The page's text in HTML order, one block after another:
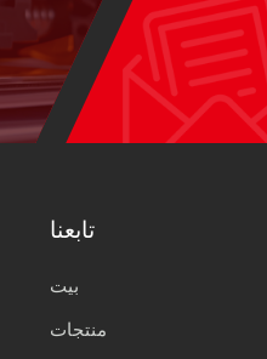
تابعنا
بيت
منتجات